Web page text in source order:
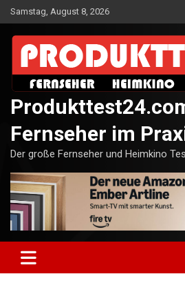
Skip
to
content
Samstag, August 8, 2026
Fernseher im
Der große Fernseher und Heimkino